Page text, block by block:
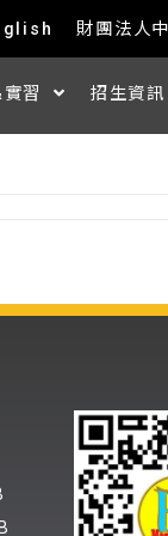
財團法人
習 招生資訊